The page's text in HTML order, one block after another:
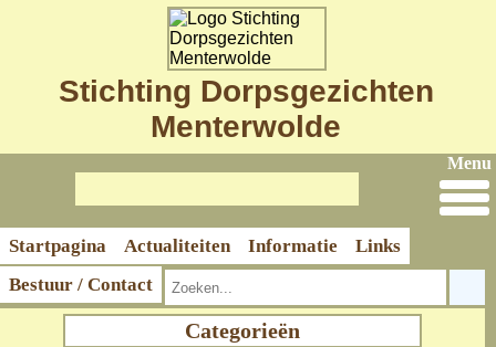
Stichting Dorpsgezichten
Menterwolde
Menu
Startpagina Actualiteiten Informatie
Links
Bestuur / Contact
Categorieën